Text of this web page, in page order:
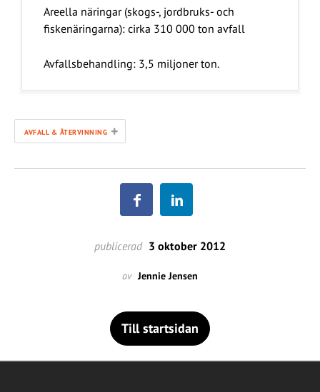
Areella näringar (skogs-, jordbruks- och
fiskenäringarna): cirka 310 000 ton avfall
Avfallsbehandling: 3,5 miljoner ton.
AVFALL & ÅTERVINNING +
publicerad 3 oktober 2012
av Jennie Jensen
Till startsidan